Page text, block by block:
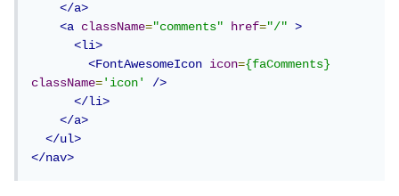
</a>
<a
className="comments" href="/"
>
<li>
<FontAwesomeIcon
icon={faComments}
className='icon'
/>
</li>
</a>
</ul>
</nav>